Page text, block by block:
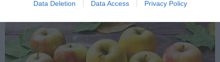
Data Deletion Data Access Privacy Policy